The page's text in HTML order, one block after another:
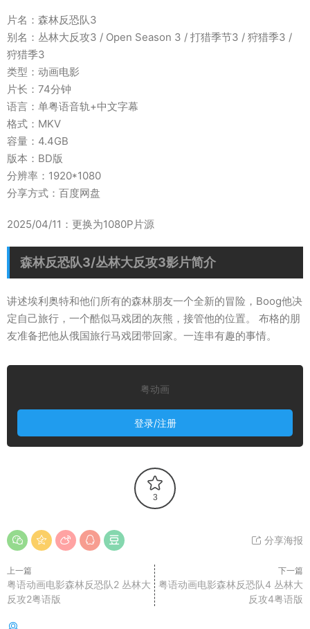
片名：森林反恐队3
别名：丛林大反攻3 / Open Season 3 / 打猎季节3 / 狩猎季3 /
狩猎季3
类型：动画电影
片长：74分钟
语言：单粤语音轨+中文字幕
格式：MKV
容量：4.4GB
版本：BD版
分辨率：1920*1080
分享方式：百度网盘
2025/04/11：更换为1080P片源
森林反恐队3/丛林大反攻3影片简介
讲述埃利奥特和他们所有的森林朋友一个全新的冒险，Boog他决
定自己旅行，一个酷似马戏团的灰熊，接管他的位置。 布格的朋
友准备把他从俄国旅行马戏团带回家。一连串有趣的事情。
粤动画
登录/注册
3
分享海报
上一篇
粤语动画电影森林反恐队2 丛林大
反攻2粤语版
下一篇
粤语动画电影森林反恐队4 丛林大
反攻4粤语版